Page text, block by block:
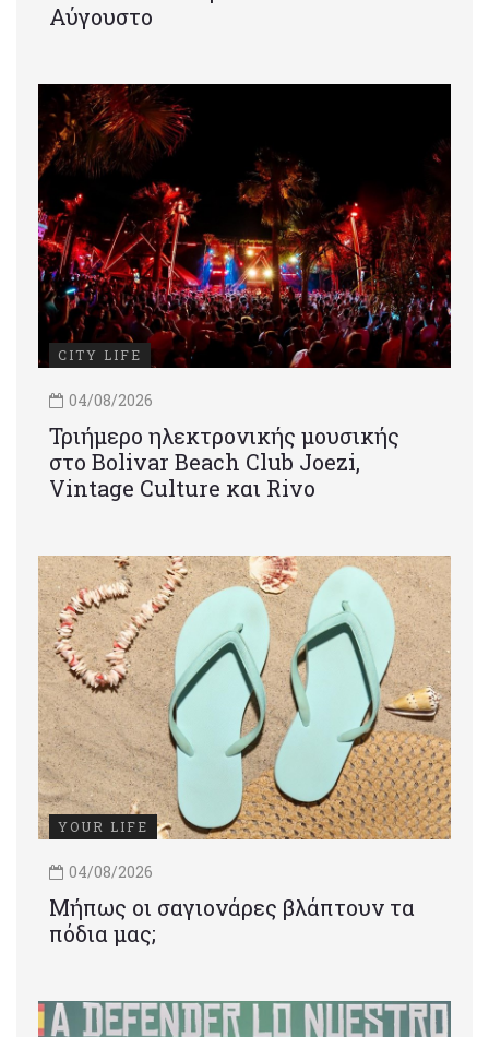
Αύγουστο
CITY LIFE
04/08/2026
Τριήμερο ηλεκτρονικής μουσικής
στο Bolivar Beach Club Joezi,
Vintage Culture και Rivo
YOUR LIFE
04/08/2026
Μήπως οι σαγιονάρες βλάπτουν τα
πόδια μας;